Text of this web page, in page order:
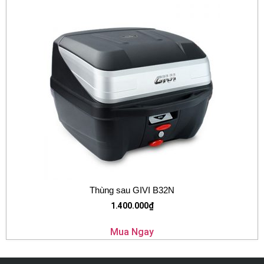
Thùng sau GIVI B32N
1.400.000₫
Mua Ngay